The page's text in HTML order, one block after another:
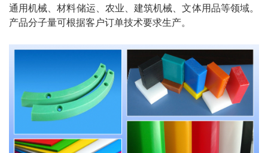
通用机械、材料储运、农业、建筑机械、文体用品等领域。
产品分子量可根据客户订单技术要求生产。